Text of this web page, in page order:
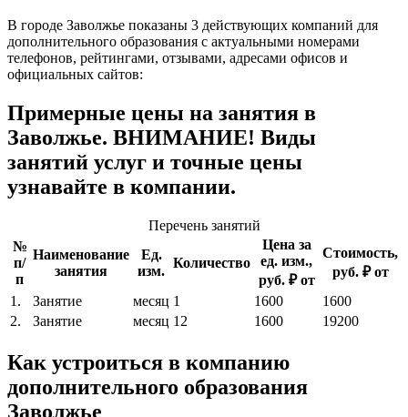
В городе Заволжье показаны 3 действующих компаний для
дополнительного образования с актуальными номерами
телефонов, рейтингами, отзывами, адресами офисов и
официальных сайтов:
Примерные цены на занятия в
Заволжье. ВНИМАНИЕ! Виды
занятий услуг и точные цены
узнавайте в компании.
Перечень занятий
№
п/
п
Наименование
занятия
Ед.
изм.
Количество
Цена за
ед. изм.,
руб. ₽ от
Стоимость,
руб. ₽ от
1.
Занятие месяц 1 1600
1600
2.
Занятие месяц 12 1600 19200
Как устроиться в компанию
дополнительного образования
Заволжье